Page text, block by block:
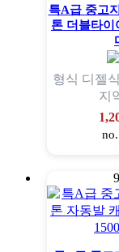
특A급 중고
톤 더블타이
형식 디젤
지